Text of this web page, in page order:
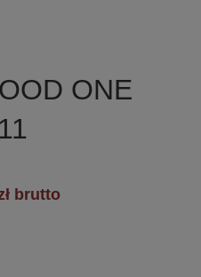
ONE
brutto